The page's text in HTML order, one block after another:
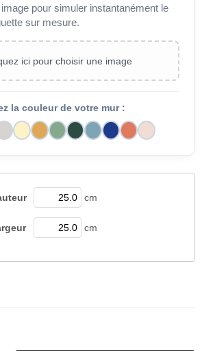
pour simuler instantanément le
sur mesure.
ici pour choisir une image
la couleur de votre mur :
cm
cm